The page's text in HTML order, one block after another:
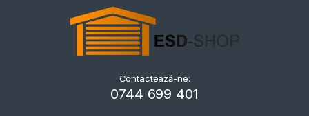
Kriszta
Typically replies within a day
Contactează-ne:
0744 699 401